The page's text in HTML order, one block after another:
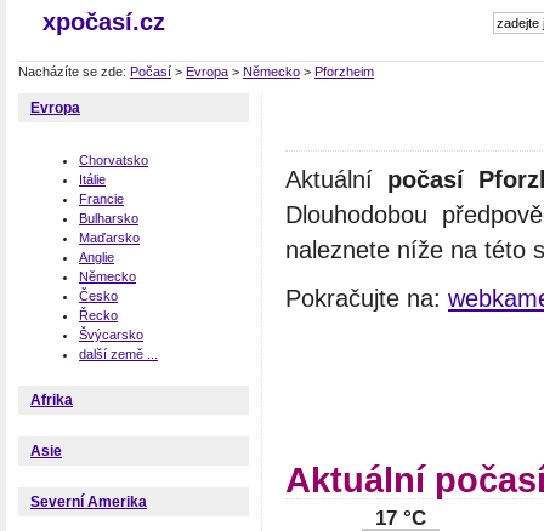
xpočasí.cz
Nacházíte se zde: Počasí > Evropa > Německo > Pforzheim
Evropa
Chorvatsko
Itálie
Francie
Bulharsko
Maďarsko
Anglie
Německo
Česko
Řecko
Švýcarsko
další země ...
Afrika
Asie
Severní Amerika
Aktuální počasí
Dlouhodobou
naleznete níže na této
Pokračujte na:
Aktuální
17 °C